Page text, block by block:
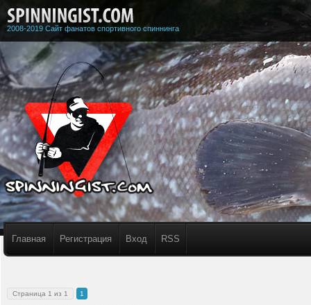
2008-2019 Сайт фанатов спортивного спиннинга
Главная Регистрация Вход RSS
Страница 1 из 1 1